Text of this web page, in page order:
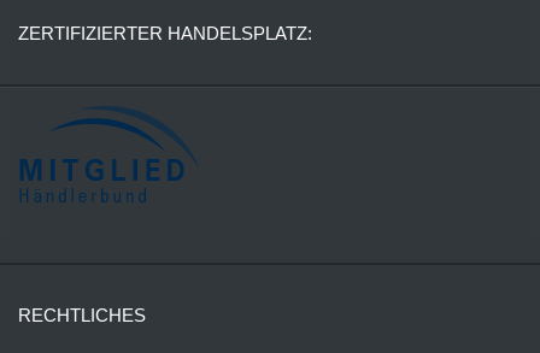
ZERTIFIZIERTER HANDELSPLATZ:
RECHTLICHES